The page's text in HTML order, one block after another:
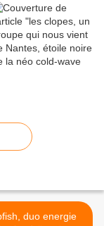
duo energie